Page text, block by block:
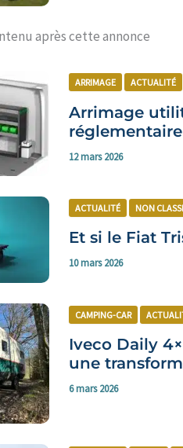
après cette annonce
ARRIMAGE ACTUALITÉ
Arrimage
12 mars 2026
ACTUALITÉ NON
Et si le Fiat
10 mars 2026
CAMPING-CAR
Iveco Daily
une
6 mars 2026